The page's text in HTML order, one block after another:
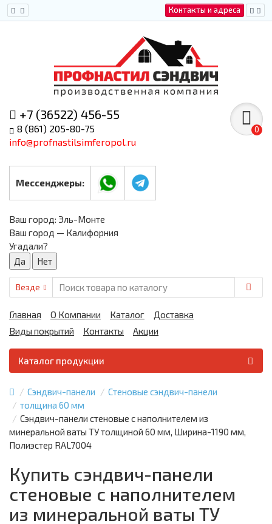
Контакты и адреса
+7 (36522) 456-55
8 (861) 205-80-75
info@profnastilsimferopol.ru
Мессенджеры:
0
Ваш город: Эль-Монте
Ваш город — Калифорния
Угадали?
Везде
Главная О Компании Каталог
Доставка
Виды покрытий
Контакты Акции
Каталог продукции
Сэндвич-панели
Стеновые сэндвич-панели
толщина 60 мм
Сэндвич-панели стеновые с наполнителем из
минеральной ваты ТУ толщиной 60 мм, Ширина-1190 мм,
Полиэстер RAL7004
Купить сэндвич-панели
стеновые с наполнителем
из минеральной ваты ТУ